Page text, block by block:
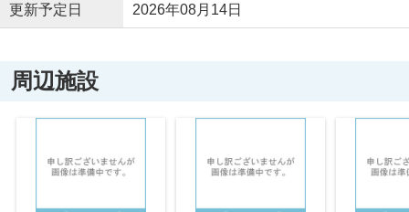
更新予定日 2026年08月14日
周辺施設